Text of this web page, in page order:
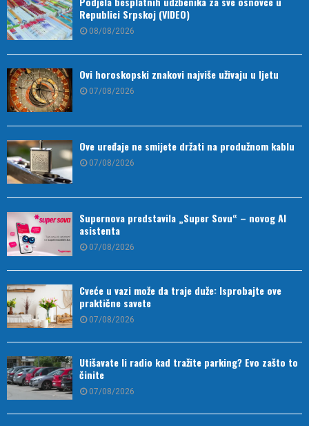
Republici Srpskoj (VIDEO)
08/08/2026
Ovi horoskopski znakovi najviše uživaju u ljetu
07/08/2026
Ove uređaje ne smijete držati na produžnom kablu
07/08/2026
Supernova predstavila „Super Sovu“ – novog AI
asistenta
07/08/2026
Cveće u vazi može da traje duže: Isprobajte ove
praktične savete
07/08/2026
Utišavate li radio kad tražite parking? Evo zašto to
činite
07/08/2026